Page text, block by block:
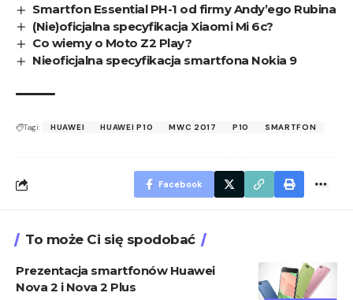
Smartfon Essential PH-1 od firmy Andy’ego Rubina
(Nie)oficjalna specyfikacja Xiaomi Mi 6c?
Co wiemy o Moto Z2 Play?
Nieoficjalna specyfikacja smartfona Nokia 9
Tagi: HUAWEI HUAWEI P10 MWC 2017 P10 SMARTFON
Facebook
To może Ci się spodobać
Prezentacja smartfonów Huawei
Nova 2 i Nova 2 Plus